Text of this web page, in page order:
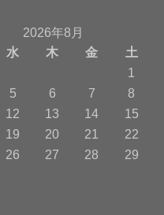
2026年8月
水 木 金 土
1
5 6 7 8
12 13 14 15
19 20 21 22
26 27 28 29